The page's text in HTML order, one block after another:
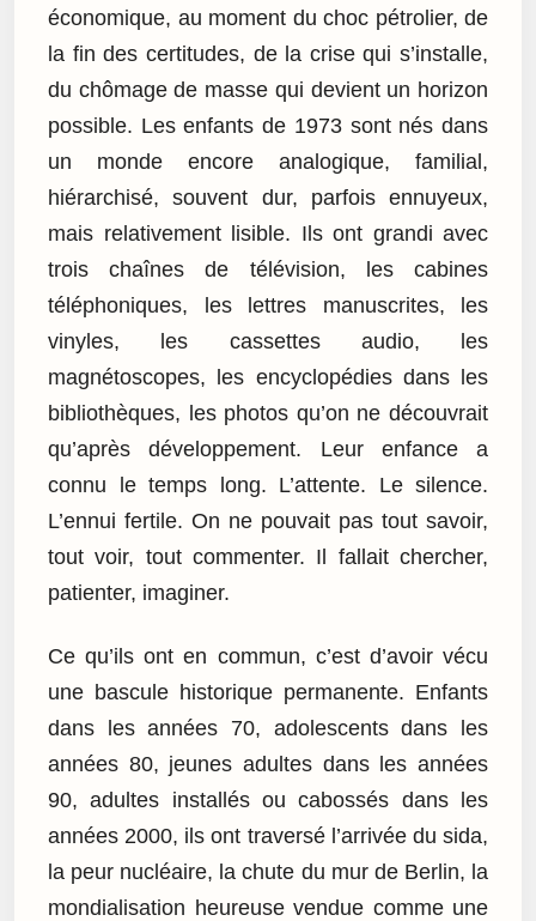
économique, au moment du choc pétrolier, de
la fin des certitudes, de la crise qui s’installe,
du chômage de masse qui devient un horizon
possible. Les enfants de 1973 sont nés dans
un monde encore analogique, familial,
hiérarchisé, souvent dur, parfois ennuyeux,
mais relativement lisible. Ils ont grandi avec
trois chaînes de télévision, les cabines
téléphoniques, les lettres manuscrites, les
vinyles, les cassettes audio, les
magnétoscopes, les encyclopédies dans les
bibliothèques, les photos qu’on ne découvrait
qu’après développement. Leur enfance a
connu le temps long. L’attente. Le silence.
L’ennui fertile. On ne pouvait pas tout savoir,
tout voir, tout commenter. Il fallait chercher,
patienter, imaginer.
Ce qu’ils ont en commun, c’est d’avoir vécu
une bascule historique permanente. Enfants
dans les années 70, adolescents dans les
années 80, jeunes adultes dans les années
90, adultes installés ou cabossés dans les
années 2000, ils ont traversé l’arrivée du sida,
la peur nucléaire, la chute du mur de Berlin, la
mondialisation heureuse vendue comme une